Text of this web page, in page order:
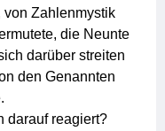
Zahlenmystik
die Neunte
darüber streiten
den Genannten
darauf reagiert?